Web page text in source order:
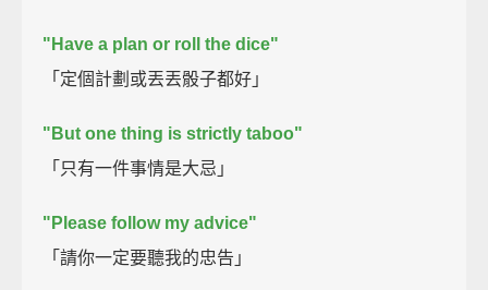
"Have a plan or roll the dice"
「定個計劃或丟丟骰子都好」
"But one thing is strictly taboo"
「只有一件事情是大忌」
"Please follow my advice"
「請你一定要聽我的忠告」